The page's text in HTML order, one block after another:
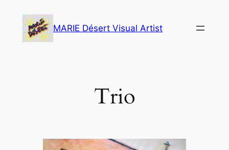
content
MARIE Désert Visual Artist
Trio